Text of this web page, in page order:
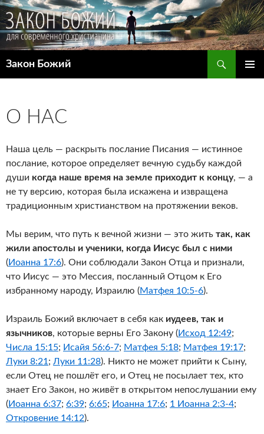
Закон Божий
О НАС
Наша цель — раскрыть послание Писания — истинное
послание, которое определяет вечную судьбу каждой
души когда наше время на земле приходит к концу, — а
не ту версию, которая была искажена и извращена
традиционным христианством на протяжении веков.
Мы верим, что путь к вечной жизни — это жить так, как
жили апостолы и ученики, когда Иисус был с ними
(Иоанна 17:6). Они соблюдали Закон Отца и признали,
что Иисус — это Мессия, посланный Отцом к Его
избранному народу, Израилю (Матфея 10:5-6).
Израиль Божий включает в себя как иудеев, так и
язычников, которые верны Его Закону (Исход 12:49;
Числа 15:15; Исайя 56:6-7; Матфея 5:18; Матфея 19:17;
Луки 8:21 ; Луки 11:28). Никто не может прийти к Сыну,
если Отец не пошлёт его, и Отец не посылает тех, кто
знает Его Закон, но живёт в открытом непослушании ему
(Иоанна 6:37; 6:39; 6:65; Иоанна 17:6; 1 Иоанна 2:3-4;
Откровение 14:12).